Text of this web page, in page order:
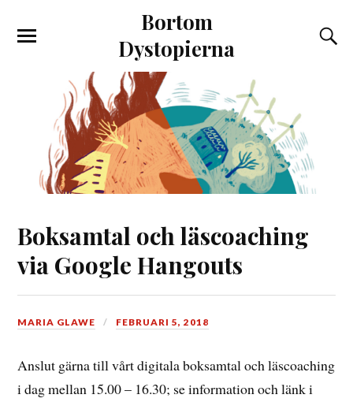
Bortom
Dystopierna
Boksamtal och läscoaching
via Google Hangouts
MARIA GLAWE FEBRUARI 5, 2018
Anslut gärna till vårt digitala boksamtal och läscoaching
i dag mellan 15.00 – 16.30; se information och länk i